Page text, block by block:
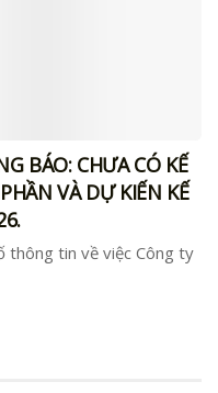
BÁO: CHƯA CÓ KẾ
VÀ DỰ KIẾN KẾ
tin về việc Công ty